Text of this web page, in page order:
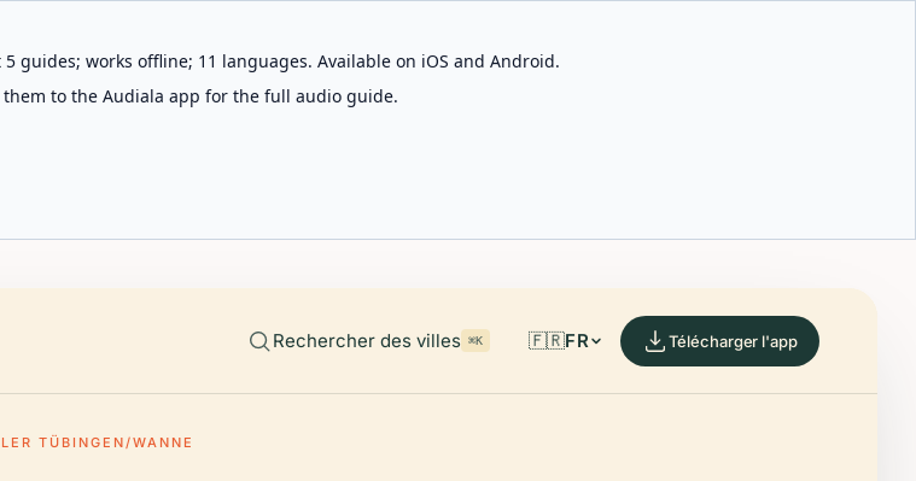
guides; works offline; 11 languages. Available on iOS and Android.
to the Audiala app for the full audio guide.
Rechercher des villes ⌘K 🇫🇷FR Télécharger l'app
TÜBINGEN/WANNE